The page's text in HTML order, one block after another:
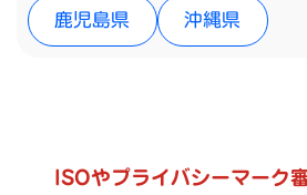
鹿児島県 沖縄県
ISOやプライバシーマーク